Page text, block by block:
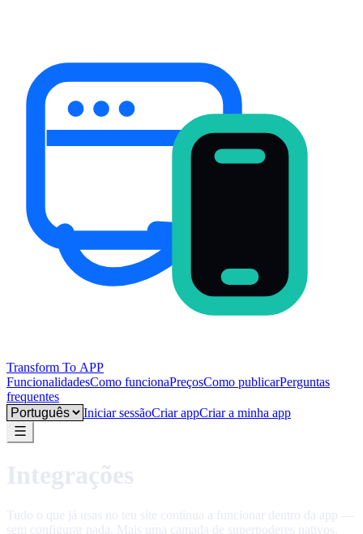
Transform To APP
FuncionalidadesComo funcionaPreçosComo publicarPerguntas
frequentes
Language
Iniciar sessãoCriar appCriar a minha app
Integrações
Tudo o que já usas no teu site continua a funcionar dentro da app —
sem configurar nada. Mais uma camada de superpoderes nativos.